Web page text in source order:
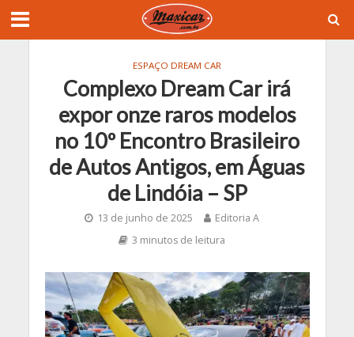
ESPAÇO DREAM CAR
Complexo Dream Car irá
expor onze raros modelos
no 10º Encontro Brasileiro
de Autos Antigos, em Águas
de Lindóia – SP
13 de junho de 2025
Editoria A
3 minutos de leitura